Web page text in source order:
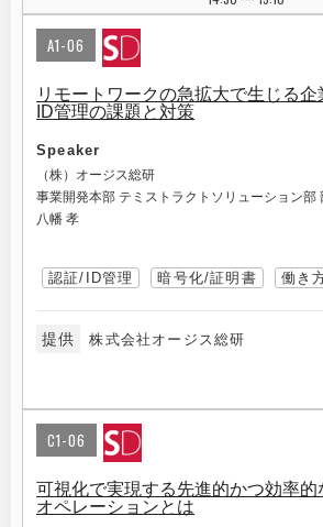
A1-06
リモートワークの急拡大で生じる企
ID管理の課題と対策
Speaker
（株）オージス総研
事業開発本部 テミストラクトソリューション部
八幡 孝
認証/ID管理 暗号化/証明書 働き
提供 株式会社オージス総研
C1-06
可視化で実現する先進的かつ効率的
オペレーションとは